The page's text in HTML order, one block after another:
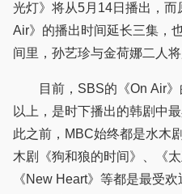
光灯》将从5月14日播出，
Air》的播出时间延长三集，
间里，孙艺珍与金荷娜二人将
目前，SBS的《On Air》
以上，是时下播出的韩剧中
此之前，MBC始终都是水木
木剧《狗和狼的时间》、《
《New Heart》等都是最受